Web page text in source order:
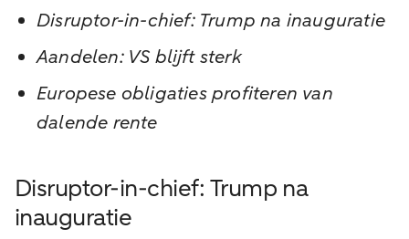
Disruptor-in-chief: Trump na inauguratie
Aandelen: VS blijft sterk
Europese obligaties profiteren van
dalende rente
Disruptor-in-chief: Trump na
inauguratie